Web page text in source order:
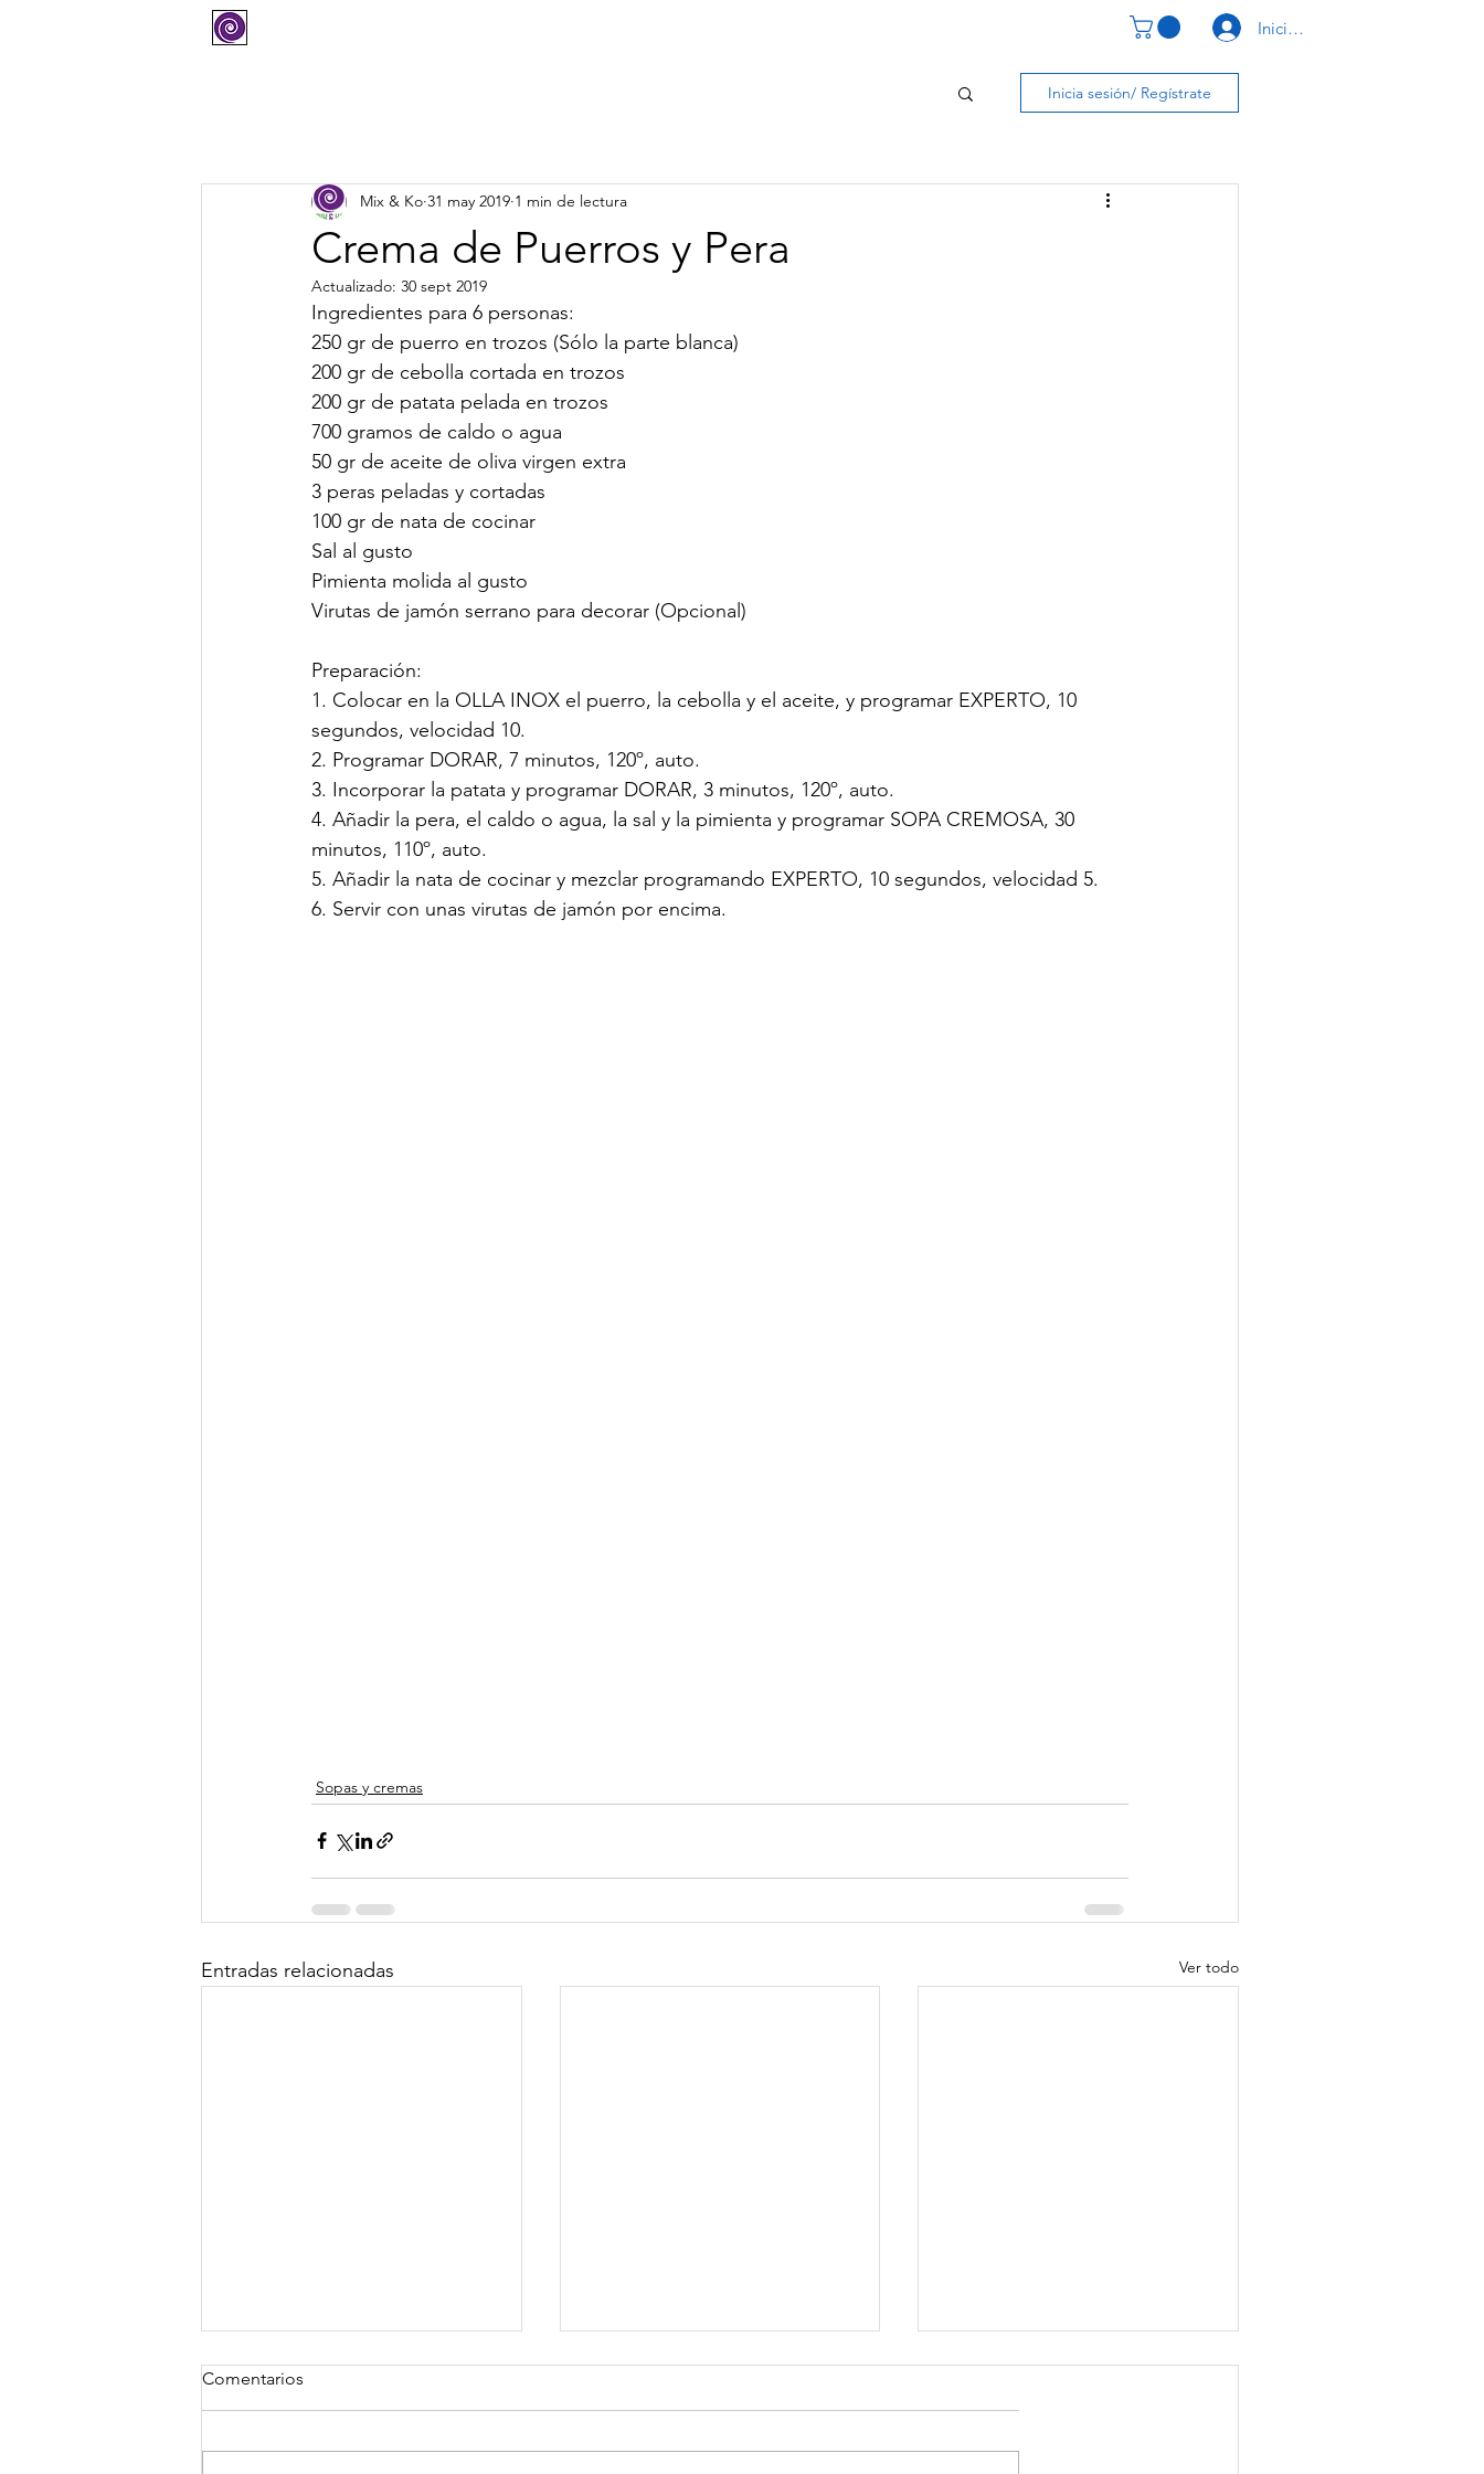
Iniciar Sesión
Inicia sesión/ Regístrate
Crema de Puerros y Pera
Mix & Ko 31 may 2019 1 min de lectura
Actualizado: 30 sept 2019
Ingredientes para 6 personas:
250 gr de puerro en trozos (Sólo la parte blanca)
200 gr de cebolla cortada en trozos
200 gr de patata pelada en trozos
700 gramos de caldo o agua
50 gr de aceite de oliva virgen extra
3 peras peladas y cortadas
100 gr de nata de cocinar
Sal al gusto
Pimienta molida al gusto
Virutas de jamón serrano para decorar (Opcional)
Preparación:
1. Colocar en la OLLA INOX el puerro, la cebolla y el aceite, y programar EXPERTO, 10
segundos, velocidad 10.
2. Programar DORAR, 7 minutos, 120º, auto.
3. Incorporar la patata y programar DORAR, 3 minutos, 120º, auto.
4. Añadir la pera, el caldo o agua, la sal y la pimienta y programar SOPA CREMOSA, 30
minutos, 110º, auto.
5. Añadir la nata de cocinar y mezclar programando EXPERTO, 10 segundos, velocidad 5.
6. Servir con unas virutas de jamón por encima.
Sopas y cremas
Entradas relacionadas Ver todo
Comentarios